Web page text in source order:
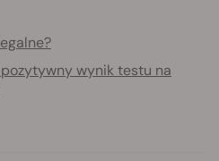
wynik testu na